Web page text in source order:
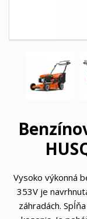
Vysoko výkonná
353V je
záhradách.